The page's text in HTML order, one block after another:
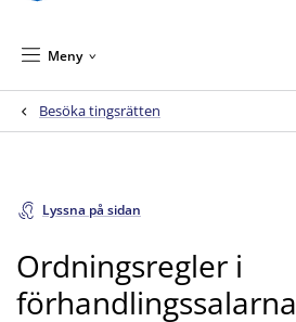
Meny
Besöka tingsrätten
Lyssna på sidan
Ordningsregler i
förhandlingssalarna